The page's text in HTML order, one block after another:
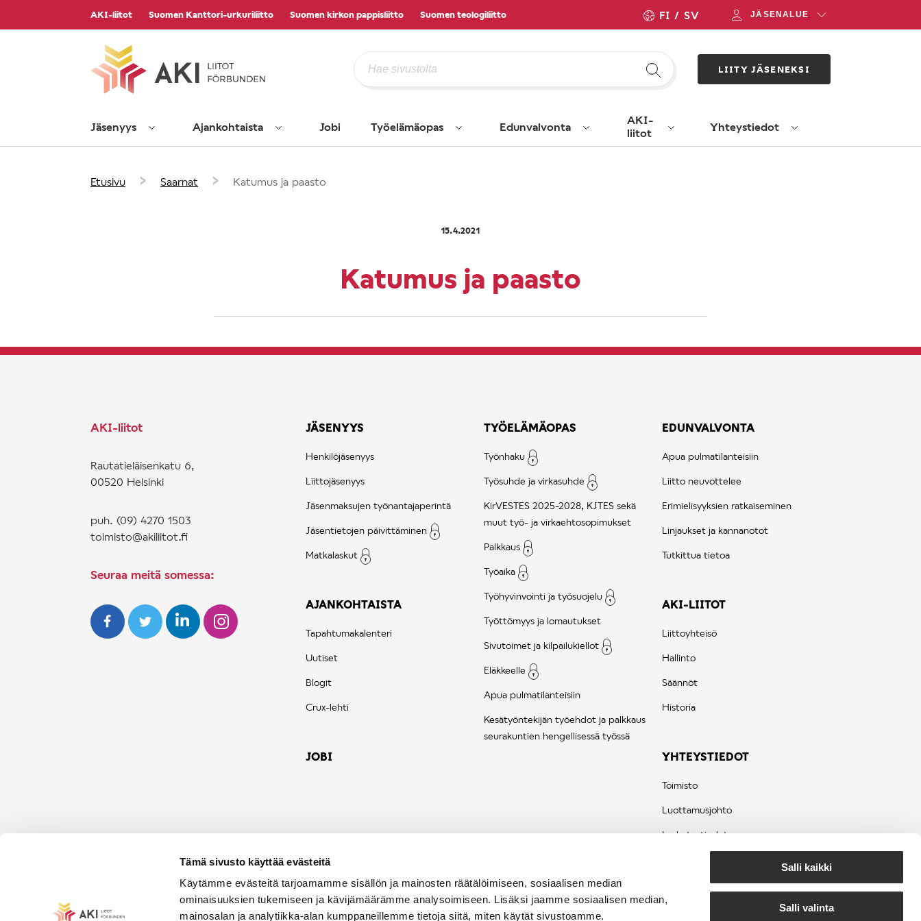
Tämä sivusto käyttää evästeitä
Käytämme evästeitä tarjoamamme sisällön ja mainosten räätälöimiseen, sosiaalisen median
ominaisuuksien tukemiseen ja kävijämäärämme analysoimiseen. Lisäksi jaamme sosiaalisen median,
mainosalan ja analytiikka-alan kumppaneillemme tietoja siitä, miten käytät sivustoamme.
Salli kaikki
Salli valinta
AKI-liitot Suomen Kanttori-urkuriliitto Suomen kirkon pappisliitto Suomen teologiliitto FI SV JÄSENALUE
LIITY JÄSENEKSI
Jäsenyys Ajankohtaista Jobi Työelämäopas Edunvalvonta
AKI-
liitot
Yhteystiedot
Etusivu › Saarnat › Katumus ja paasto
15.4.2021
Katumus ja paasto
AKI-liitot
Rautatieläisenkatu 6,
00520 Helsinki
puh. (09) 4270 1503
toimisto@akiliitot.fi
Seuraa meitä somessa:
JÄSENYYS
Henkilöjäsenyys
Liittojäsenyys
Jäsenmaksujen työnantajaperintä
Jäsentietojen päivittäminen
Matkalaskut
AJANKOHTAISTA
Tapahtumakalenteri
Uutiset
Blogit
Crux-lehti
JOBI
TYÖELÄMÄOPAS
Työnhaku
Työsuhde ja virkasuhde
KirVESTES 2025-2028, KJTES sekä
muut työ- ja virkaehtosopimukset
Palkkaus
Työaika
Työhyvinvointi ja työsuojelu
Työttömyys ja lomautukset
Sivutoimet ja kilpailukiellot
Eläkkeelle
Apua pulmatilanteisiin
Kesätyöntekijän työehdot ja palkkaus
seurakuntien hengellisessä työssä
EDUNVALVONTA
Apua pulmatilanteisiin
Liitto neuvottelee
Erimielisyyksien ratkaiseminen
Linjaukset ja kannanotot
Tutkittua tietoa
AKI-LIITOT
Liittoyhteisö
Hallinto
Säännöt
Historia
YHTEYSTIEDOT
Toimisto
Luottamusjohto
Laskutustiedot